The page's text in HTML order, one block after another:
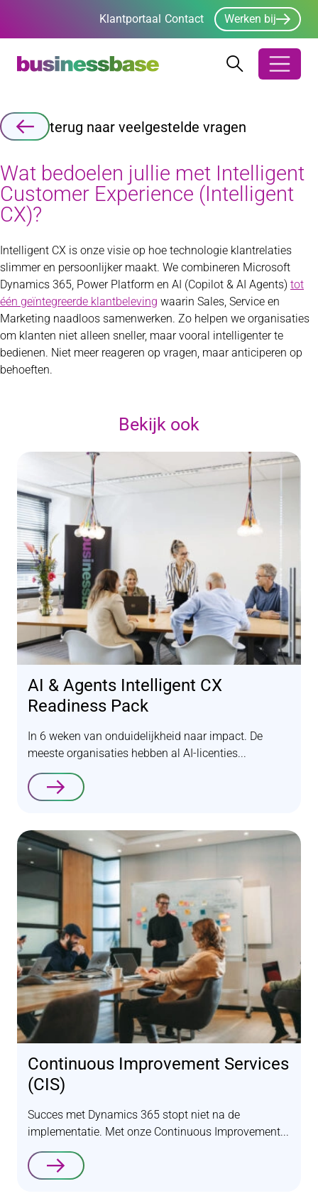
Klantportaal Contact Werken bij
Zoeken Zoeken
terug naar veelgestelde vragen
Wat bedoelen jullie met Intelligent
Customer Experience (Intelligent
CX)?
Intelligent CX is onze visie op hoe technologie klantrelaties
slimmer en persoonlijker maakt. We combineren Microsoft
Dynamics 365, Power Platform en AI (Copilot & AI Agents) tot
één geïntegreerde klantbeleving waarin Sales, Service en
Marketing naadloos samenwerken. Zo helpen we organisaties
om klanten niet alleen sneller, maar vooral intelligenter te
bedienen. Niet meer reageren op vragen, maar anticiperen op
behoeften.
Bekijk ook
AI & Agents Intelligent CX
Readiness Pack
In 6 weken van onduidelijkheid naar impact. De
meeste organisaties hebben al AI-licenties...
Lees verder
Continuous Improvement Services
(CIS)
Succes met Dynamics 365 stopt niet na de
implementatie. Met onze Continuous Improvement...
Lees verder